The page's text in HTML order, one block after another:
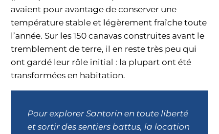
avaient pour avantage de conserver une
température stable et légèrement fraîche toute
l’année. Sur les 150 canavas construites avant le
tremblement de terre, il en reste très peu qui
ont gardé leur rôle initial : la plupart ont été
transformées en habitation.
Pour explorer Santorin en toute liberté
et sortir des sentiers battus, la location